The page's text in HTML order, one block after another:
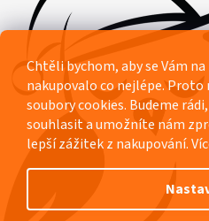
Chtěli bychom, aby se Vám
nakupovalo co nejlépe. Proto
soubory cookies. Budeme
souhlasit a umožníte nám
lepší zážitek z nakupování.